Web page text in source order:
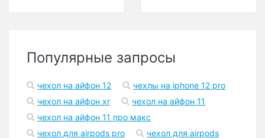
Популярные запросы
чехол на айфон 12
чехлы на iphone 12 pro
чехол на айфон xr
чехол на айфон 11
чехол на айфон 11 про макс
чехол для airpods pro
чехол для airpods